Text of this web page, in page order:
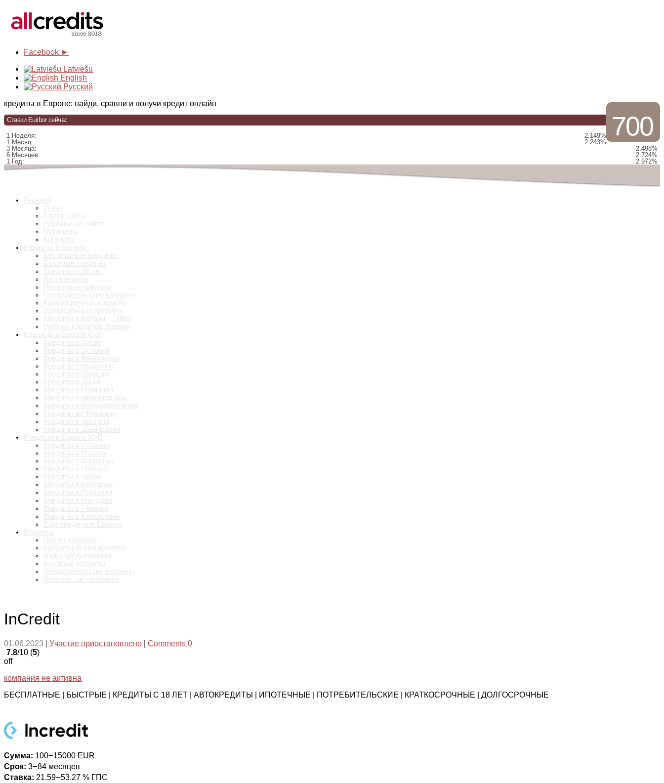
Facebook ►
Latviešu
English
Русский
700
кредиты в Европе: найди, сравни и получи кредит онлайн
Ставки Euribor сейчас
1 Неделя:
2.149%
1 Месяц:
2.243%
3 Месяца:
2.498%
6 Месяцев:
2.724%
1 Год:
2.972%
InCredit
01.06.2023 Участие приостановлено
Comments 0
7.8/10 (5)
off
компания не активна
БЕСПЛАТНЫЕ | БЫСТРЫЕ | КРЕДИТЫ С 18 ЛЕТ | АВТОКРЕДИТЫ | ИПОТЕЧНЫЕ | ПОТРЕБИТЕЛЬСКИЕ | КРАТКОСРОЧНЫЕ | ДОЛГОСРОЧНЫЕ
Сумма: 100౼15000 EUR
Срок: 3౼84 месяцев
Ставка: 21.59౼53.27 % ГПС